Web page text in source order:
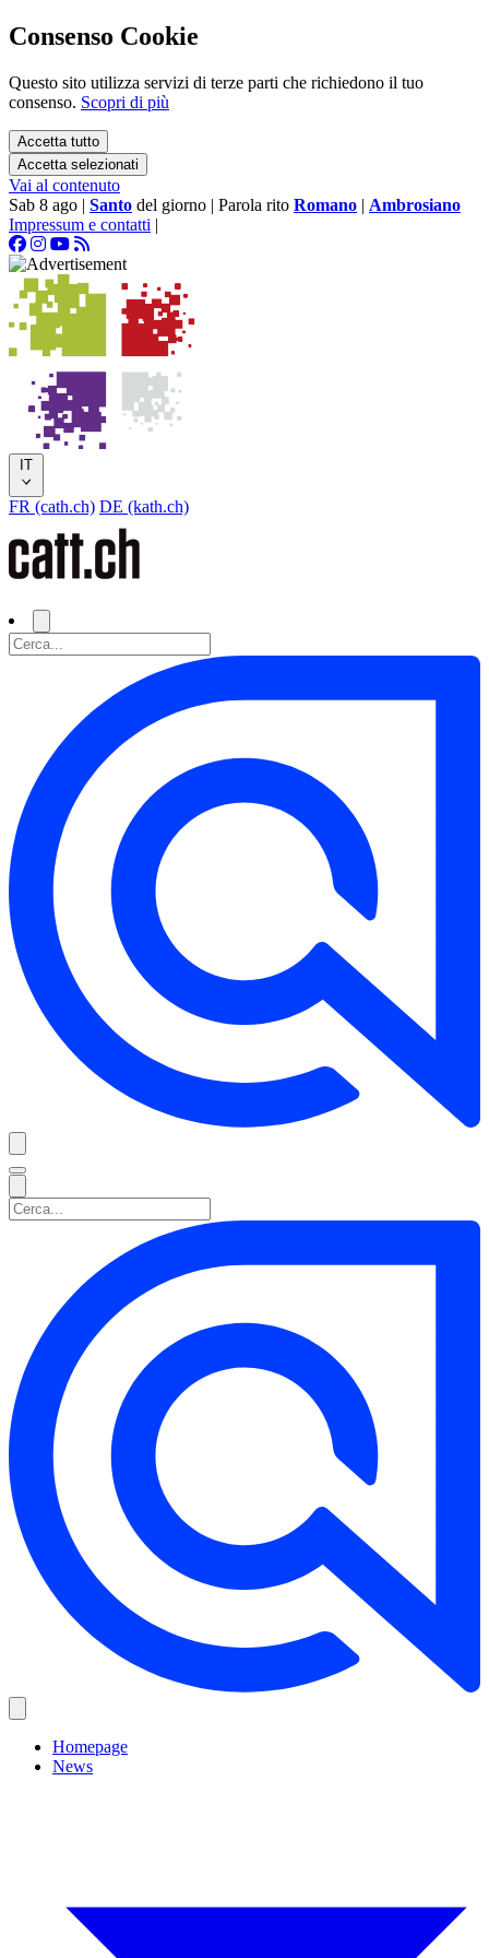
Consenso Cookie
Questo sito utilizza servizi di terze parti che richiedono il tuo
consenso. Scopri di più
Accetta tutto
Accetta selezionati
Vai al contenuto
Sab 8 ago | Santo del giorno | Parola rito Romano | Ambrosiano
Impressum e contatti |
IT
FR (cath.ch) DE (kath.ch)
Homepage
News